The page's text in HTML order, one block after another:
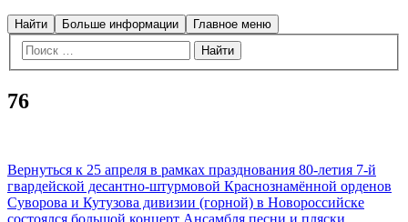
Найти Больше информации Главное меню
76
Вернуться к 25 апреля в рамках празднования 80-летия 7-й
гвардейской десантно-штурмовой Краснознамённой орденов
Суворова и Кутузова дивизии (горной) в Новороссийске